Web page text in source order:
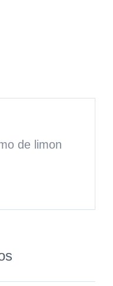
de limon